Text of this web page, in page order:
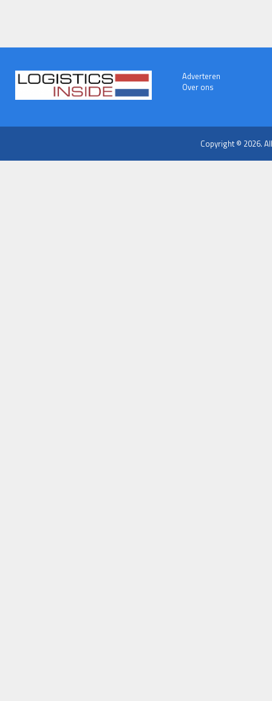
Adverteren
Over ons
Copyright © 2026.